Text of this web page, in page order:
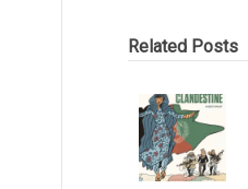
Related Posts